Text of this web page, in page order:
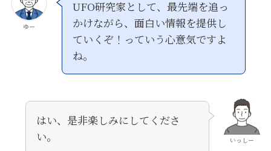
ゆー
UFO研究家として、最先端を追っ
かけながら、面白い情報を提供し
ていくぞ！っていう心意気ですよ
ね。
いっしー
はい、是非楽しみにしてくださ
い。